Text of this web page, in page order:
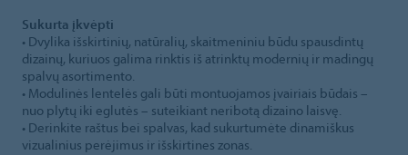
Sukurta įkvėpti
• Dvylika išskirtinių, natūralių, skaitmeniniu būdu spausdintų
dizainų, kuriuos galima rinktis iš atrinktų modernių ir madingų
spalvų asortimento.
• Modulinės lentelės gali būti montuojamos įvairiais būdais –
nuo plytų iki eglutės – suteikiant neribotą dizaino laisvę.
• Derinkite raštus bei spalvas, kad sukurtumėte dinamiškus
vizualinius perėjimus ir išskirtines zonas.